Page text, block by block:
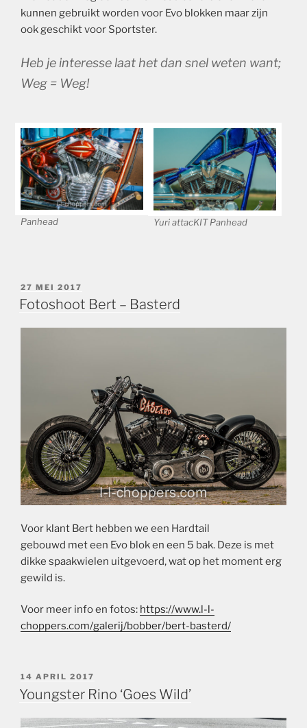
kunnen gebruikt worden voor Evo blokken maar zijn
ook geschikt voor Sportster.
Heb je interesse laat het dan snel weten want;
Weg = Weg!
Panhead Yuri attacKIT Panhead
GEPLAATST
OP
27 MEI 2017
Fotoshoot Bert – Basterd
Voor klant Bert hebben we een Hardtail
gebouwd met een Evo blok en een 5 bak. Deze is met
dikke spaakwielen uitgevoerd, wat op het moment erg
gewild is.
Voor meer info en fotos: https://www.l-l-
choppers.com/galerij/bobber/bert-basterd/
GEPLAATST
OP
14 APRIL 2017
Youngster Rino ‘Goes Wild’